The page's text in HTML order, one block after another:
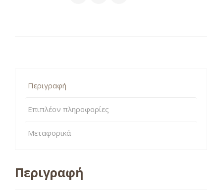
Περιγραφή
Επιπλέον πληροφορίες
Μεταφορικά
Περιγραφή